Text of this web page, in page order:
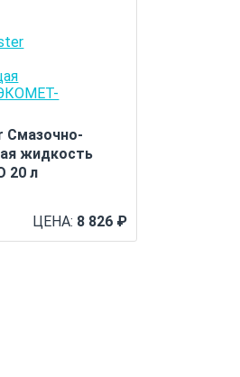
Смазочно-
жидкость
20 л
ЦЕНА: 8 826 ₽